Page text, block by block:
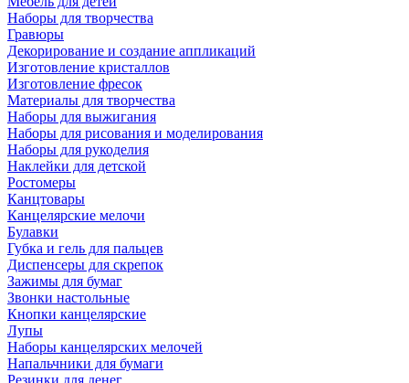
Наборы для творчества
Гравюры
Декорирование и создание аппликаций
Изготовление кристаллов
Изготовление фресок
Материалы для творчества
Наборы для выжигания
Наборы для рисования и моделирования
Наборы для рукоделия
Наклейки для детской
Ростомеры
Канцтовары
Канцелярские мелочи
Булавки
Губка и гель для пальцев
Диспенсеры для скрепок
Зажимы для бумаг
Звонки настольные
Кнопки канцелярские
Лупы
Наборы канцелярских мелочей
Напальчники для бумаги
Резинки для денег